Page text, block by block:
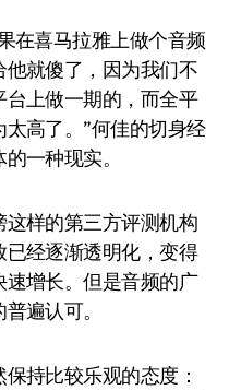
在喜马拉雅上做个音频
就傻了，因为我们不
上做一期的，而全平
高了。”何佳的切身经
一种现实。
样的第三方评测机构
经逐渐透明化，变得
增长。但是音频的广
遍认可。
持比较乐观的态度：